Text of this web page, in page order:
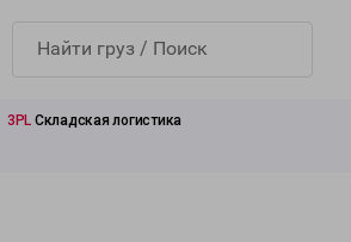
3PL Складская логистика